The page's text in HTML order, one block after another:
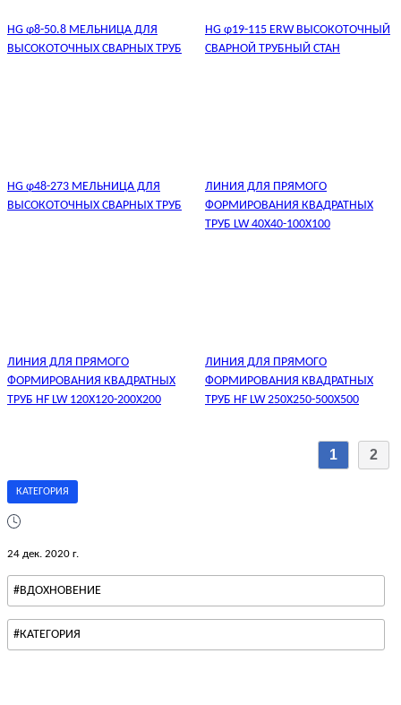
HG φ8-50.8 МЕЛЬНИЦА ДЛЯ
ВЫСОКОТОЧНЫХ СВАРНЫХ ТРУБ
HG φ19-115 ERW ВЫСОКОТОЧНЫЙ
СВАРНОЙ ТРУБНЫЙ СТАН
HG φ48-273 МЕЛЬНИЦА ДЛЯ
ВЫСОКОТОЧНЫХ СВАРНЫХ ТРУБ
ЛИНИЯ ДЛЯ ПРЯМОГО
ФОРМИРОВАНИЯ КВАДРАТНЫХ
ТРУБ LW 40X40-100X100
ЛИНИЯ ДЛЯ ПРЯМОГО
ФОРМИРОВАНИЯ КВАДРАТНЫХ
ТРУБ HF LW 120X120-200X200
ЛИНИЯ ДЛЯ ПРЯМОГО
ФОРМИРОВАНИЯ КВАДРАТНЫХ
ТРУБ HF LW 250X250-500X500
1 2
КАТЕГОРИЯ
24 дек. 2020 г.
#ВДОХНОВЕНИЕ
#КАТЕГОРИЯ